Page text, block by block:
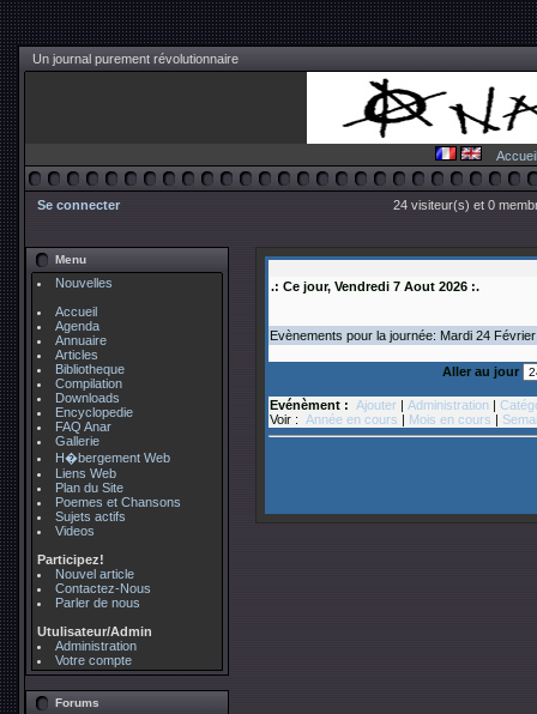
Un journal purement révolutionnaire
Accueil
Se connecter 24 visiteur(s) et 0
Menu
Nouvelles
Accueil
Agenda
Annuaire
Articles
Bibliotheque
Compilation
Downloads
Encyclopedie
FAQ Anar
Gallerie
H�bergement Web
Liens Web
Plan du Site
Poemes et Chansons
Sujets actifs
Videos
Participez!
Nouvel article
Contactez-Nous
Parler de nous
Utulisateur/Admin
Administration
Votre compte
Forums
.: Ce jour, Vendredi 7 Aout 2026 :.
Evènements pour la journée: Mardi 24 Février
Aller au jour
Evénèment : Ajouter | Administration |
Voir : Année en cours | Mois en cours |